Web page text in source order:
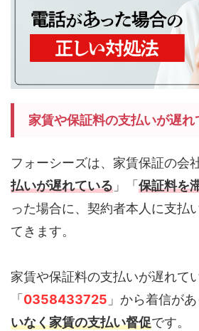
家賃や保証料の支払いが遅れ
フォーシーズは、家賃保証の会
払いが遅れている 」「 保証料を
った場合に、契約者本人に支払
てきます。
家賃や保証料の支払いが遅れて
「 0358433725 」から着信があ
いなく家賃の支払い督促です。